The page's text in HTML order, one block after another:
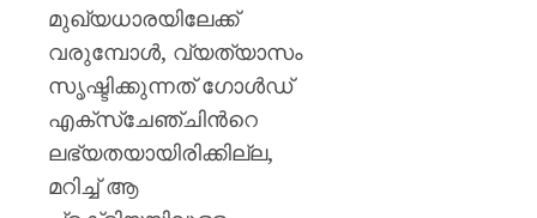
മുഖ്യധാരയിലേക്ക്
വരുമ്പോൾ, വ്യത്യാസം
സൃഷ്ടിക്കുന്നത് ഗോള്‍ഡ്
എക്സ്ചേഞ്ചിന്‍റെ
ലഭ്യതയായിരിക്കില്ല,
മറിച്ച് ആ